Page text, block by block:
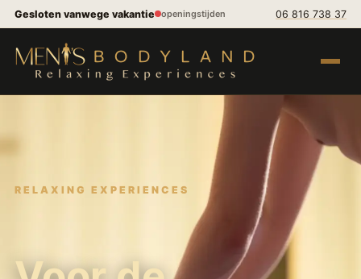
Spring naar inhoud
Gesloten vanwege vakantie openingstijden 06 816 738 37
Menu
RELAXING EXPERIENCES